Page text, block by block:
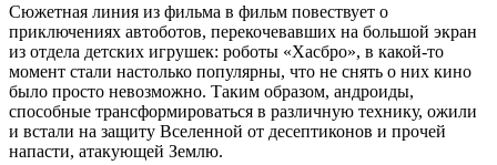
Сюжетная линия из фильма в фильм повествует о
приключениях автоботов, перекочевавших на большой экран
из отдела детских игрушек: роботы «Хасбро», в какой-то
момент стали настолько популярны, что не снять о них кино
было просто невозможно. Таким образом, андроиды,
способные трансформироваться в различную технику, ожили
и встали на защиту Вселенной от десептиконов и прочей
напасти, атакующей Землю.